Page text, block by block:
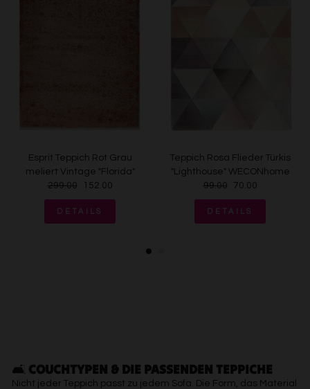
Esprit Teppich Rot Grau
meliert Vintage "Florida"
299.00
152.00
DETAILS
Teppich Rosa Flieder Türkis
"Lighthouse" WECONhome
99.00
70.00
DETAILS
🛋️ COUCHTYPEN & DIE PASSENDEN TEPPICHE
Nicht jeder Teppich passt zu jedem Sofa. Die Form, das Material